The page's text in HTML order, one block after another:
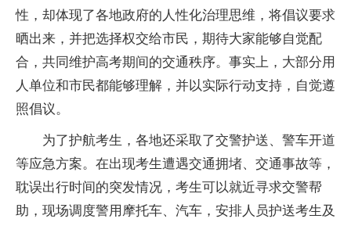
性，却体现了各地政府的人性化治理思维，将倡议要求
晒出来，并把选择权交给市民，期待大家能够自觉配
合，共同维护高考期间的交通秩序。事实上，大部分用
人单位和市民都能够理解，并以实际行动支持，自觉遵
照倡议。
为了护航考生，各地还采取了交警护送、警车开道
等应急方案。在出现考生遭遇交通拥堵、交通事故等，
耽误出行时间的突发情况，考生可以就近寻求交警帮
助，现场调度警用摩托车、汽车，安排人员护送考生及